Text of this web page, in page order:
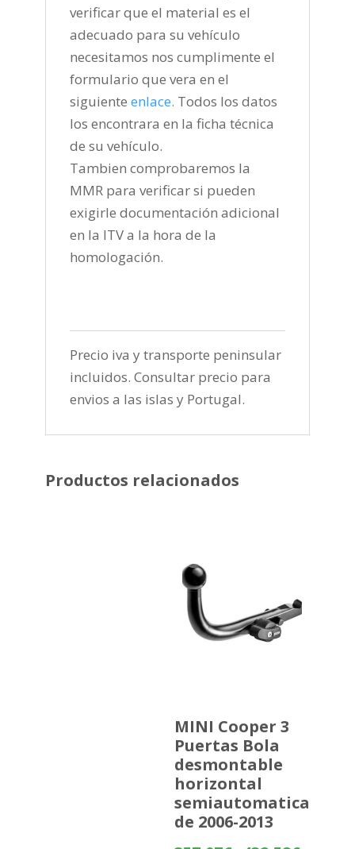
verificar que el material es el
adecuado para su vehículo
necesitamos nos cumplimente el
formulario que vera en el
siguiente enlace. Todos los datos
los encontrara en la ficha técnica
de su vehículo.
Tambien comprobaremos la
MMR para verificar si pueden
exigirle documentación adicional
en la ITV a la hora de la
homologación.
Precio iva y transporte peninsular
incluidos. Consultar precio para
envios a las islas y Portugal.
Productos relacionados
MINI Cooper 3
Puertas Bola
desmontable
horizontal
semiautomatica
de 2006-2013